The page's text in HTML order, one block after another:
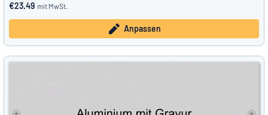
€23.49 mit MwSt.
Anpassen